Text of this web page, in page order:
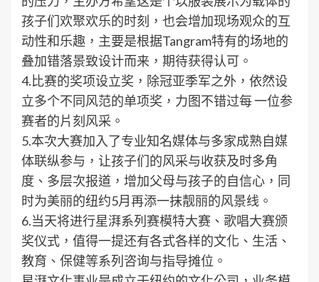
孩子们欢聚欢乐的时刻，也会增加现场观众的互
动性和乐趣，主要是根据Tangram特有的场地的
叠加错落景致设计而来，期待获得认可。
4.比赛的奖项设立奖，除冠亚季军之外，依然设
立多个不同风范的单项奖，力图不错过每 一位参
赛者的片刻风采。
5.本次大赛加入了专业知名媒体与多家成熟自媒
体联纵参与，让孩子们的风采与收获及时多角
度、多层次报道，增加父母与孩子的自信心，同
时为美丽的纽约5月再添一抹靓丽的风景线。
6.当天将进行星湃系列赛模特大赛、歌唱大赛颁
奖仪式，值得一提还有各式各样的文化、生活、
教育、保健等系列咨询与指导摊位。